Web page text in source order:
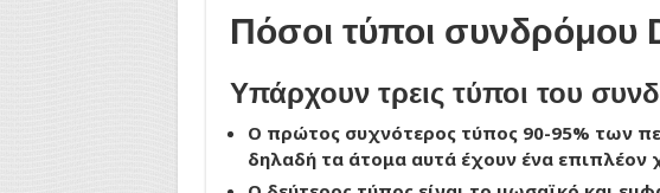
Πόσοι τύποι συνδρόμου
Υπάρχουν τρεις τύποι του
Ο πρώτος συχνότερος τύπος 90-95% των
δηλαδή τα άτομα αυτά έχουν ένα